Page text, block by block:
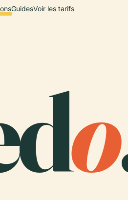
GuidesVoir les tarifs
o